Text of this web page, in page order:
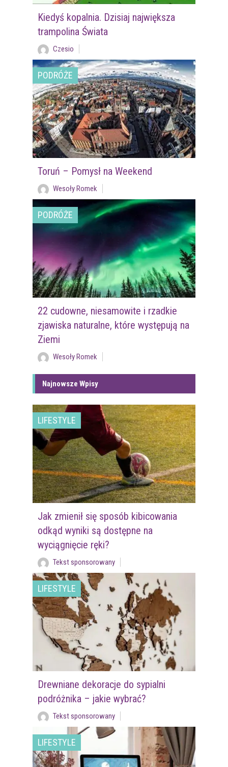
Kiedyś kopalnia. Dzisiaj największa
trampolina Świata
Czesio
PODRÓŻE
Toruń – Pomysł na Weekend
Wesoły Romek
PODRÓŻE
22 cudowne, niesamowite i rzadkie
zjawiska naturalne, które występują na
Ziemi
Wesoły Romek
Najnowsze Wpisy
LIFESTYLE
Jak zmienił się sposób kibicowania
odkąd wyniki są dostępne na
wyciągnięcie ręki?
Tekst sponsorowany
LIFESTYLE
Drewniane dekoracje do sypialni
podróżnika – jakie wybrać?
Tekst sponsorowany
LIFESTYLE